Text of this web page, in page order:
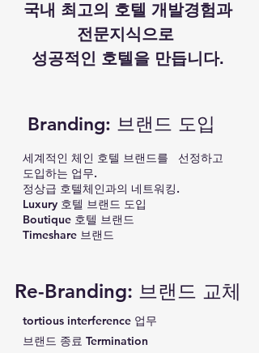
국내 최고의 호텔 개발경험과
전문지식으로
성공적인 호텔을 만듭니다.
Branding: 브랜드 도입
​세계적인 체인 호텔 브랜드를 선정하고
도입하는 업무.
정상급 호텔체인과의 네트워킹.
Luxury 호텔 브랜드 도입
Boutique 호텔 브랜드
Timeshare 브랜드
Re-Branding: 브랜드 교체
tortious interference 업무
브랜드 종료 Termination